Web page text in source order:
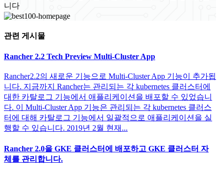
니다
관련 게시물
Rancher 2.2 Tech Preview Multi-Cluster App
Rancher2.2의 새로운 기능으로 Multi-Cluster App 기능이 추가됩
니다. 지금까지 Rancher는 관리되는 각 kubernetes 클러스터에
대한 카탈로그 기능에서 애플리케이션을 배포할 수 있었습니
다. 이 Multi-Cluster App 기능은 관리되는 각 kubernetes 클러스
터에 대해 카탈로그 기능에서 일괄적으로 애플리케이션을 실
행할 수 있습니다. 2019년 2월 현재...
Rancher 2.0을 GKE 클러스터에 배포하고 GKE 클러스터 자
체를 관리합니다.